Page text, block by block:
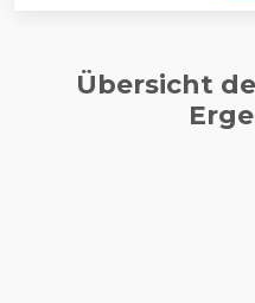
Übersicht